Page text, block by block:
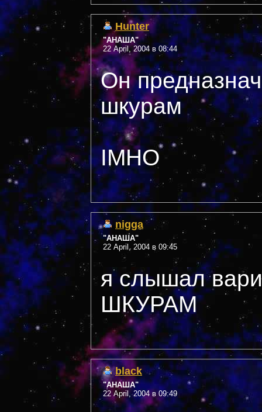
Hunter
"АНАША"
22 April, 2004 в 08:44
Он
шкурам
IMHO
nigga
"АНАША"
22 April, 2004 в 09:45
я слышал
ШКУРАМ
black
"АНАША"
22 April, 2004 в 09:49